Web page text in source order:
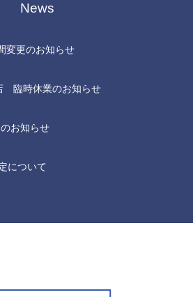
News
変更のお知らせ
臨時休業のお知らせ
お知らせ
について